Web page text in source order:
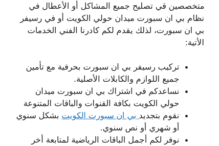
متخصصين قي تصليح جميع المشاكل أو الأعطال في
نظام بي ان سبورت ميدان حولي الكويت أو في رسيفر
بي ان سبورت، لذلك يقدم لكم كادرنا الفني الخدمات
الأتية:
تركيب رسيفر بي ان سبورت بحرفية مع تأمين
جميع اللوازم والكابلات الأصلية.
نساعدكم في اشتراك بي ان سبورت ميدان
حولي الكويت بكافة القنوات والباقات المتنوعة
نقوم بتجديد بي ان سبورت الكويت بشكل سنوي
أو شهري أو نص سنوي.
نوفر لكم أجمل الباقات الرياضية لمتابعة أخر